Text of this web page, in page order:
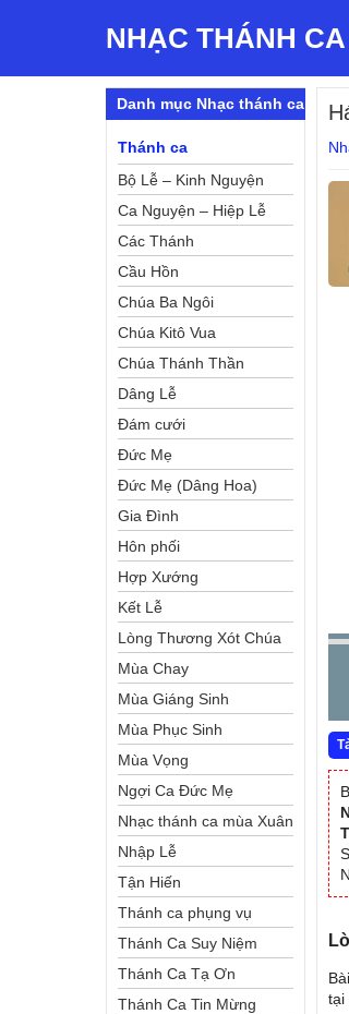
NHẠC THÁNH CA
tại
Danh mục Nhạc thánh ca
Thánh ca
Bộ Lễ – Kinh Nguyện
Ca Nguyện – Hiệp Lễ
Các Thánh
Cầu Hồn
Chúa Ba Ngôi
Chúa Kitô Vua
Chúa Thánh Thần
Dâng Lễ
Đám cưới
Đức Mẹ
Đức Mẹ (Dâng Hoa)
Gia Đình
Hôn phối
Hợp Xướng
Kết Lễ
Lòng Thương Xót Chúa
Mùa Chay
Mùa Giáng Sinh
Mùa Phục Sinh
Mùa Vọng
Ngợi Ca Đức Mẹ
Nhạc thánh ca mùa Xuân
Nhập Lễ
Tận Hiến
Thánh ca phụng vụ
Thánh Ca Suy Niệm
Thánh Ca Tạ Ơn
Thánh Ca Tin Mừng